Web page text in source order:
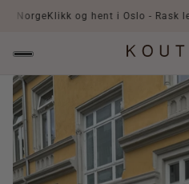
Klikk og hent i Oslo - Rask